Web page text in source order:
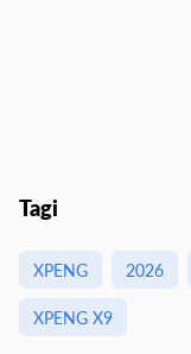
Tagi
XPENG 2026
XPENG X9